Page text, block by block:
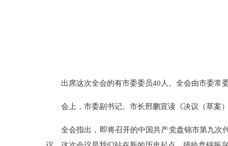
出席这次全会的有市委委员40人。全会由市委常
会上，市委副书记、市长邢鹏宣读《决议（草案
全会指出，即将召开的中国共产党盘锦市第九次